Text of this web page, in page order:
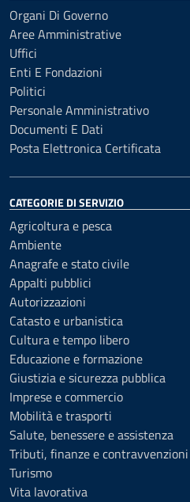
Organi Di Governo
Aree Amministrative
Uffici
Enti E Fondazioni
Politici
Personale Amministrativo
Documenti E Dati
Posta Elettronica Certificata
CATEGORIE DI SERVIZIO
Agricoltura e pesca
Ambiente
Anagrafe e stato civile
Appalti pubblici
Autorizzazioni
Catasto e urbanistica
Cultura e tempo libero
Educazione e formazione
Giustizia e sicurezza pubblica
Imprese e commercio
Mobilità e trasporti
Salute, benessere e assistenza
Tributi, finanze e contravvenzioni
Turismo
Vita lavorativa